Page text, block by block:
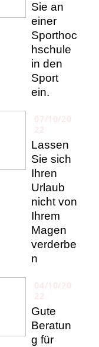
Sie an
einer
Sporthoc
hschule
in den
Sport
ein.
07/10/20
22
Lassen
Sie sich
Ihren
Urlaub
nicht von
Ihrem
Magen
verderbe
n
04/10/20
22
Gute
Beratun
g für